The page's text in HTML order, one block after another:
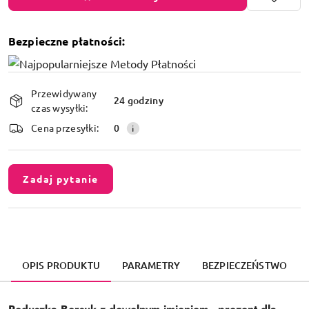
Bezpieczne płatności:
Dostępność
i
dostawa
Przewidywany
czas wysyłki:
24 godziny
Cena przesyłki: 0
Zadaj pytanie
OPIS PRODUKTU PARAMETRY BEZPIECZEŃSTWO